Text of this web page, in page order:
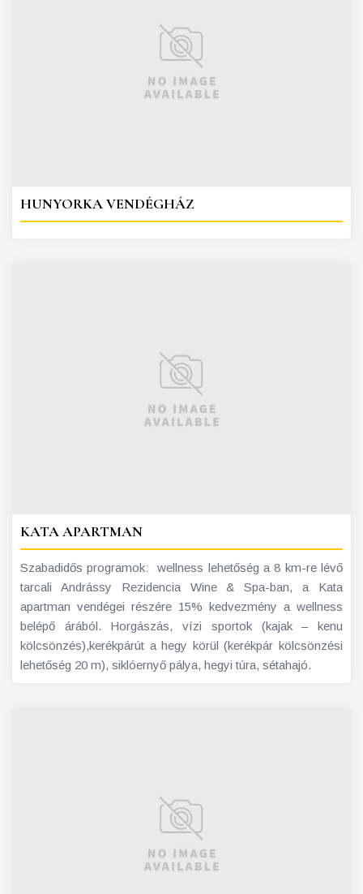
HUNYORKA VENDÉGHÁZ
KATA APARTMAN
Szabadidős programok: wellness lehetőség a 8 km-re lévő
tarcali Andrássy Rezidencia Wine & Spa-ban, a Kata
apartman vendégei részére 15% kedvezmény a wellness
belépő árából. Horgászás, vízi sportok (kajak – kenu
kölcsönzés),kerékpárút a hegy körül (kerékpár kölcsönzési
lehetőség 20 m), siklóernyő pálya, hegyi túra, sétahajó.